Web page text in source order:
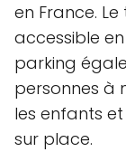
en France.
accessible
parking
personnes à
les enfants
sur place.